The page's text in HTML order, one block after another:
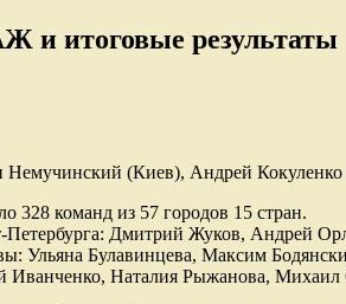
и итоговые результаты
(Киев), Андрей
328 команд из 57 городов 15 стран.
Петербурга: Дмитрий Жуков, Андрей
Ульяна Булавинцева, Максим
Иванченко, Наталия Рыжанова,